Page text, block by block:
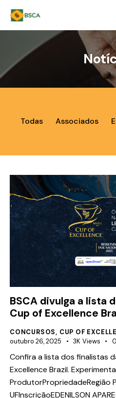
Todas Associados
BSCA divulga a lista
Cup of Excellence
CONCURSOS, CUP OF
outubro 26, 2025
3K Views 0
Confira a lista dos finalistas
Excellence Brazil.
ProdutorPropriedadeRegião
UFInscriçãoEDENILSON